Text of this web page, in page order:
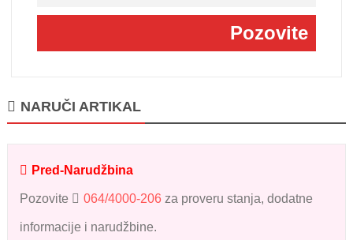
Pozovite
NARUČI ARTIKAL
Pred-Narudžbina
Pozovite 064/4000-206 za proveru stanja, dodatne
informacije i narudžbine.